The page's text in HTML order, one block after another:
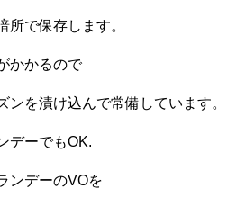
所で保存します。
かかるので
ンを漬け込んで常備しています。
デーでもOK.
ンデーのVOを